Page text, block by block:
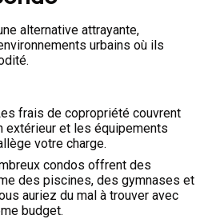
alternative attrayante,
urbains où ils
frais de copropriété couvrent
extérieur et les équipements
votre charge.
condos offrent des
des piscines, des gymnases et
auriez du mal à trouver avec
budget.